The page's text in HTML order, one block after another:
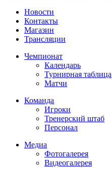
Новости
Контакты
Магазин
Трансляции
Чемпионат
Календарь
Турнирная таблица
Матчи
Команда
Игроки
Тренерский штаб
Персонал
Медиа
Фотогалерея
Видеогалерея